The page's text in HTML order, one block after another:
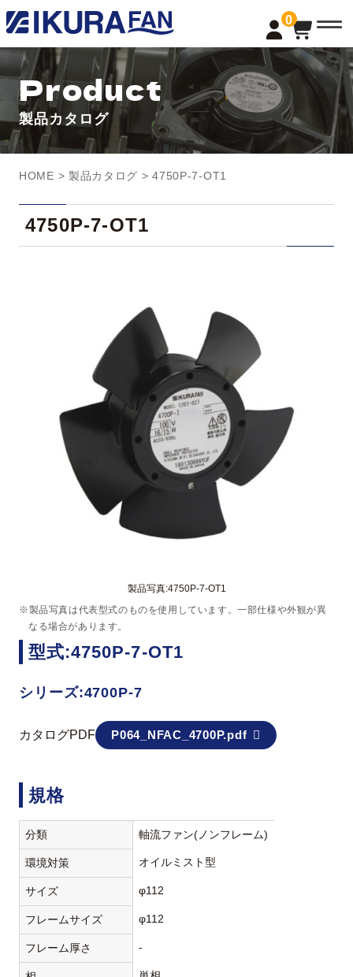
0
t
o
g
l
e
a
v
i
g
a
n
Product
製品カタログ
HOME > 製品カタログ > 4750P-7-OT1
4750P-7-OT1
製品写真:4750P-7-OT1
※製品写真は代表型式のものを使用しています。一部仕様や外観が異
なる場合があります。
型式:4750P-7-OT1
シリーズ:4700P-7
カタログPDF P064_NFAC_4700P.pdf
規格
分類 軸流ファン(ノンフレーム)
環境対策 オイルミスト型
サイズ φ112
フレームサイズ φ112
フレーム厚さ -